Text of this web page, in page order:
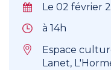
Le 02 février
à 14h
Espace
Lanet,